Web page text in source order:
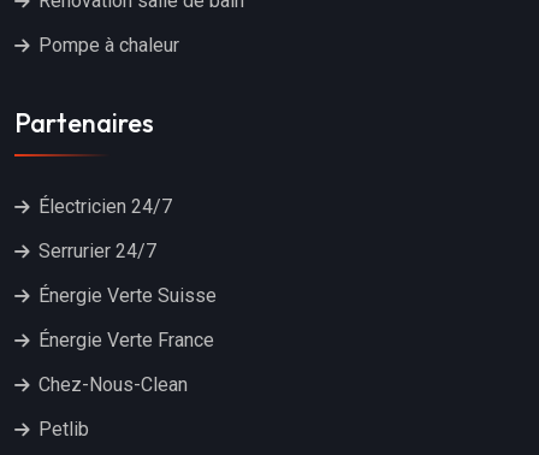
Pompe à chaleur
Partenaires
Électricien 24/7
Serrurier 24/7
Énergie Verte Suisse
Énergie Verte France
Chez-Nous-Clean
Petlib